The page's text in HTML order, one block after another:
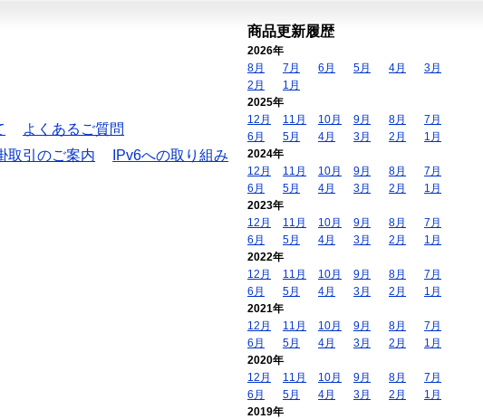
よくあるご質問
取引のご案内
IPv6への取り組み
商品更新履歴
2026年
8月
7月 6月 5月 4月
3月
2月
1月
2025年
12月
11月 10月 9月 8月
7月
6月
5月 4月 3月 2月
1月
2024年
12月
11月 10月 9月 8月
7月
6月
5月 4月 3月 2月
1月
2023年
12月
11月 10月 9月 8月
7月
6月
5月 4月 3月 2月
1月
2022年
12月
11月 10月 9月 8月
7月
6月
5月 4月 3月 2月
1月
2021年
12月
11月 10月 9月 8月
7月
6月
5月 4月 3月 2月
1月
2020年
12月
11月 10月 9月 8月
7月
6月
5月 4月 3月 2月
1月
2019年